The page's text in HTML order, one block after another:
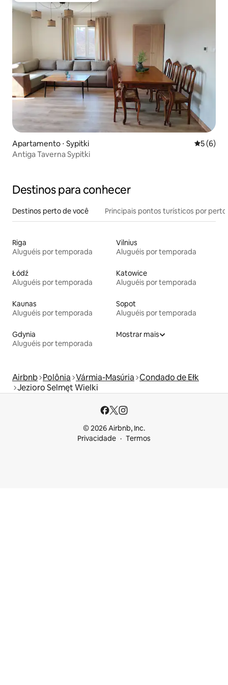
Apartamento ⋅ Sypitki 5 de
5 (6)
Antiga Taverna Sypitki
Destinos para conhecer
Destinos perto de você Principais pontos turísticos por perto
Riga
Aluguéis por temporada
Vilnius
Aluguéis por temporada
Łódź
Aluguéis por temporada
Katowice
Aluguéis por temporada
Kaunas
Aluguéis por temporada
Sopot
Aluguéis por temporada
Gdynia
Aluguéis por temporada
Mostrar mais
Airbnb Polônia Vármia-Masúria Condado de Ełk
Jezioro Selmęt Wielki
© 2026 Airbnb, Inc.
Privacidade
Termos